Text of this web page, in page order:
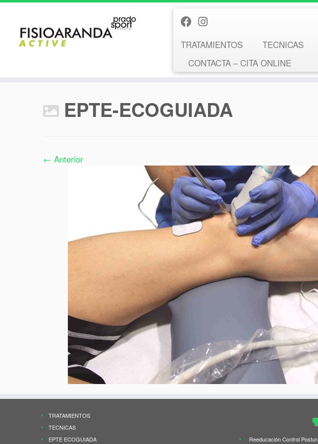
Saltar
contenido
TRATAMIENTOS TECNICAS
CONTACTA – CITA ONLINE
EPTE-ECOGUIADA
← Anterior
TRATAMIENTOS
TECNICAS
EPTE ECOGUIADA
Reeducación Control